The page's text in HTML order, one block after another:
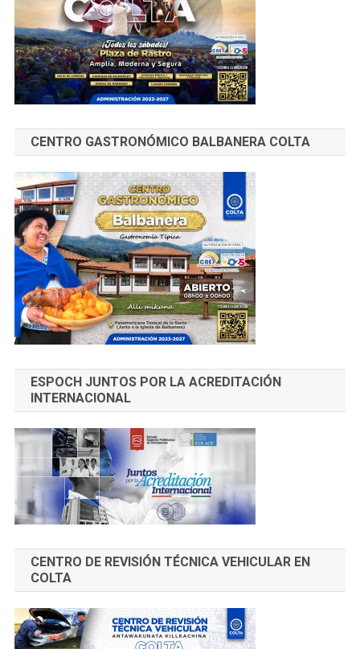
CENTRO GASTRONÓMICO BALBANERA COLTA
ESPOCH JUNTOS POR LA ACREDITACIÓN
INTERNACIONAL
CENTRO DE REVISIÓN TÉCNICA VEHICULAR EN
COLTA